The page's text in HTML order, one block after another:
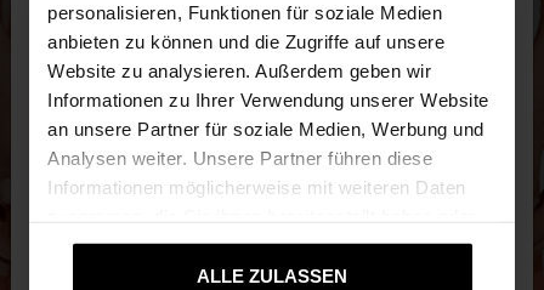
personalisieren, Funktionen für soziale Medien
anbieten zu können und die Zugriffe auf unsere
Website zu analysieren. Außerdem geben wir
Informationen zu Ihrer Verwendung unserer Website
an unsere Partner für soziale Medien, Werbung und
Analysen weiter. Unsere Partner führen diese
Informationen möglicherweise mit weiteren Daten
die sie im Rahmen Ihrer Nutzung der Dienste
gesammelt haben.ALLE ZULASSEN
hallo
Sie greifen von Austria auf die Website zu.
Möchten Sie unsere United States Website
Ja, bringen Sie mich zu
United States